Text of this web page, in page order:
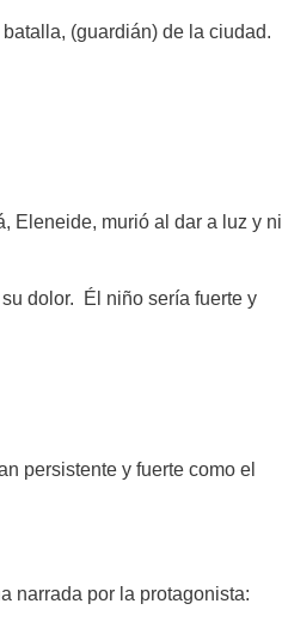
(guardián) de la ciudad.
Eleneide, murió al dar a luz y ni
dolor. Él niño sería fuerte y
persistente y fuerte como el
narrada por la protagonista: